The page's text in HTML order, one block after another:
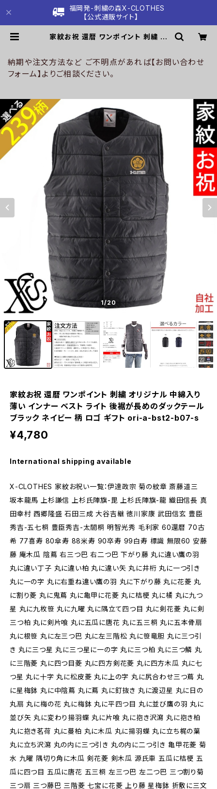
福岡発-刺繍の森X-CLOTHES
【公式通販サイト】
家紋お祝 還暦 ワンポイント 刺繍 オ
ブラック ネイビー 柄 ロゴ ギフト ori
-a-bst2-b07-s | 刺繍の森X-CL
OTHES【公式通販サイト】
納期や注文方法など ご不明点があれば【お問い合わせ
フォーム】よりご相談ください。
1/20
家紋お祝 還暦 ワンポイント 刺繍 オリジナル 中綿入り
薄い インナー ベスト ライト 後裾が長めのダックテール
ブラック ネイビー 柄 ロゴ ギフト ori-a-bst2-b07-s
¥4,780
International shipping available
X-CLOTHES 家紋お祝い一覧：伊達政宗 菊の紋章 斎藤道三
坂本龍馬 上杉謙信 上杉氏陣旗-毘 上杉氏陣旗-龍 織田信長 真
田幸村 西郷隆盛 石田三成 大谷吉継 徳川家康 武田信玄 豊臣
秀吉-五七桐 豊臣秀吉-太閤桐 明智光秀 毛利家 60還暦 70古
希 77喜寿 80傘寿 88米寿 90卒寿 99白寿 標識 無限60 安藤
藤 庵木瓜 陰蔦 右三つ巴 右二つ巴 下がり藤 丸に違い鷹の羽
丸に違い丁子 丸に違い柏 丸に違い矢 丸に井桁 丸に一つ引き
丸に一の字 丸に右重ね違い鷹の羽 丸に下がり藤 丸に花菱 丸
に割り菱 丸に鬼蔦 丸に亀甲に花菱 丸に桔梗 丸に橘 丸に九つ
星 丸に九枚笹 丸に九曜 丸に隅立て四つ目 丸に剣花菱 丸に剣
三つ柏 丸に剣片喰 丸に五瓜に唐花 丸に五三桐 丸に五本骨扇
丸に根笹 丸に左三つ巴 丸に左三階松 丸に笹竜胆 丸に三つ引
き 丸に三つ星 丸に三つ星に一の字 丸に三つ柏 丸に三つ鱗 丸
に三階菱 丸に四つ目菱 丸に四方剣花菱 丸に四方木瓜 丸に七
つ星 丸に十字 丸に松皮菱 丸に上の字 丸に尻合わせ三つ蔦 丸
に星梅鉢 丸に中陰蔦 丸に蔦 丸に釘抜き 丸に渡辺星 丸に日の
丸扇 丸に梅の花 丸に梅鉢 丸に平四つ目 丸に並び鷹の羽 丸に
並び矢 丸に変わり揚羽蝶 丸に片喰 丸に抱き沢瀉 丸に抱き柏
丸に抱き茗荷 丸に蔓柏 丸に木瓜 丸に揚羽蝶 丸に立ち梶の葉
丸に立ち沢瀉 丸の内に三つ引き 丸の内に二つ引き 亀甲花菱 菊
水 九曜 隅切り角に木瓜 剣花菱 剣木瓜 源氏車 五瓜に桔梗 五
瓜に四つ目 五瓜に唐花 五三桐 左三つ巴 左二つ巴 三つ割り菊
三つ扇 三つ藤巴 三階菱 七宝に花菱 上り藤 星梅鉢 折敷に三文